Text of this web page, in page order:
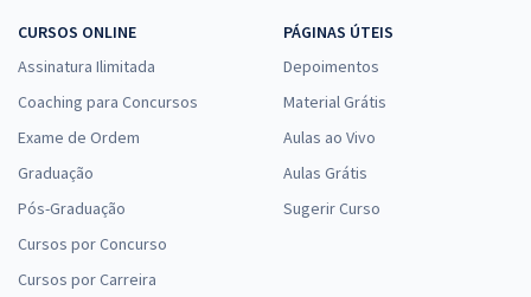
CURSOS ONLINE
Assinatura Ilimitada
Coaching para Concursos
Exame de Ordem
Graduação
Pós-Graduação
Cursos por Concurso
Cursos por Carreira
PÁGINAS ÚTEIS
Depoimentos
Material Grátis
Aulas ao Vivo
Aulas Grátis
Sugerir Curso